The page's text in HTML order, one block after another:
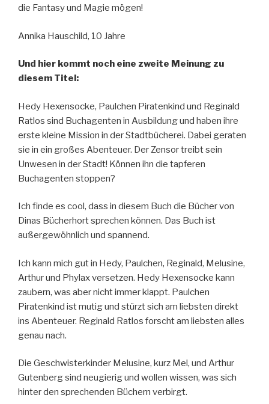
die Fantasy und Magie mögen!
Annika Hauschild, 10 Jahre
Und hier kommt noch eine zweite Meinung zu
diesem Titel:
Hedy Hexensocke, Paulchen Piratenkind und Reginald
Ratlos sind Buchagenten in Ausbildung und haben ihre
erste kleine Mission in der Stadtbücherei. Dabei geraten
sie in ein großes Abenteuer. Der Zensor treibt sein
Unwesen in der Stadt! Können ihn die tapferen
Buchagenten stoppen?
Ich finde es cool, dass in diesem Buch die Bücher von
Dinas Bücherhort sprechen können. Das Buch ist
außergewöhnlich und spannend.
Ich kann mich gut in Hedy, Paulchen, Reginald, Melusine,
Arthur und Phylax versetzen. Hedy Hexensocke kann
zaubern, was aber nicht immer klappt. Paulchen
Piratenkind ist mutig und stürzt sich am liebsten direkt
ins Abenteuer. Reginald Ratlos forscht am liebsten alles
genau nach.
Die Geschwisterkinder Melusine, kurz Mel, und Arthur
Gutenberg sind neugierig und wollen wissen, was sich
hinter den sprechenden Büchern verbirgt.